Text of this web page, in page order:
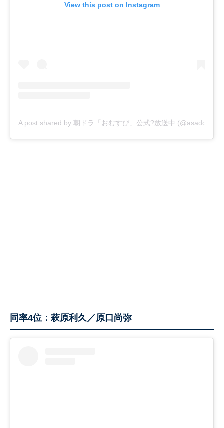
View this post on Instagram
A post shared by 朝ドラ「おむすび」公式?放送中
同率4位：萩原利久／原口尚弥